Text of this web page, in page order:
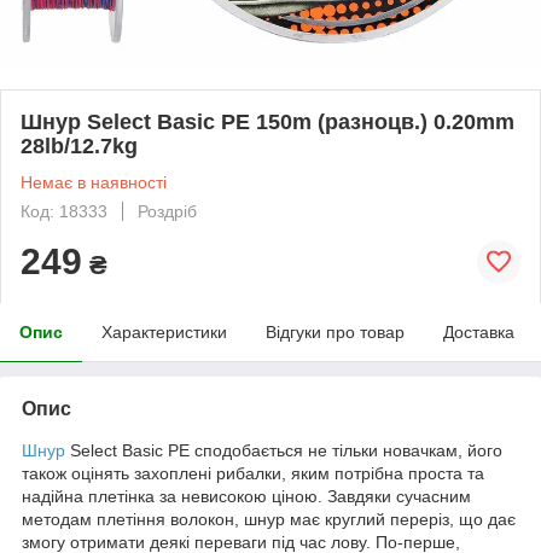
Шнур Select Basic PE 150m (разноцв.) 0.20mm
28lb/12.7kg
Немає в наявності
Код: 18333
Роздріб
249 ₴
Опис Характеристики Відгуки про товар Доставка
Опис
Шнур Select Basic PE сподобається не тільки новачкам, його
також оцінять захоплені рибалки, яким потрібна проста та
надійна плетінка за невисокою ціною. Завдяки сучасним
методам плетіння волокон, шнур має круглий переріз, що дає
змогу отримати деякі переваги під час лову. По-перше,